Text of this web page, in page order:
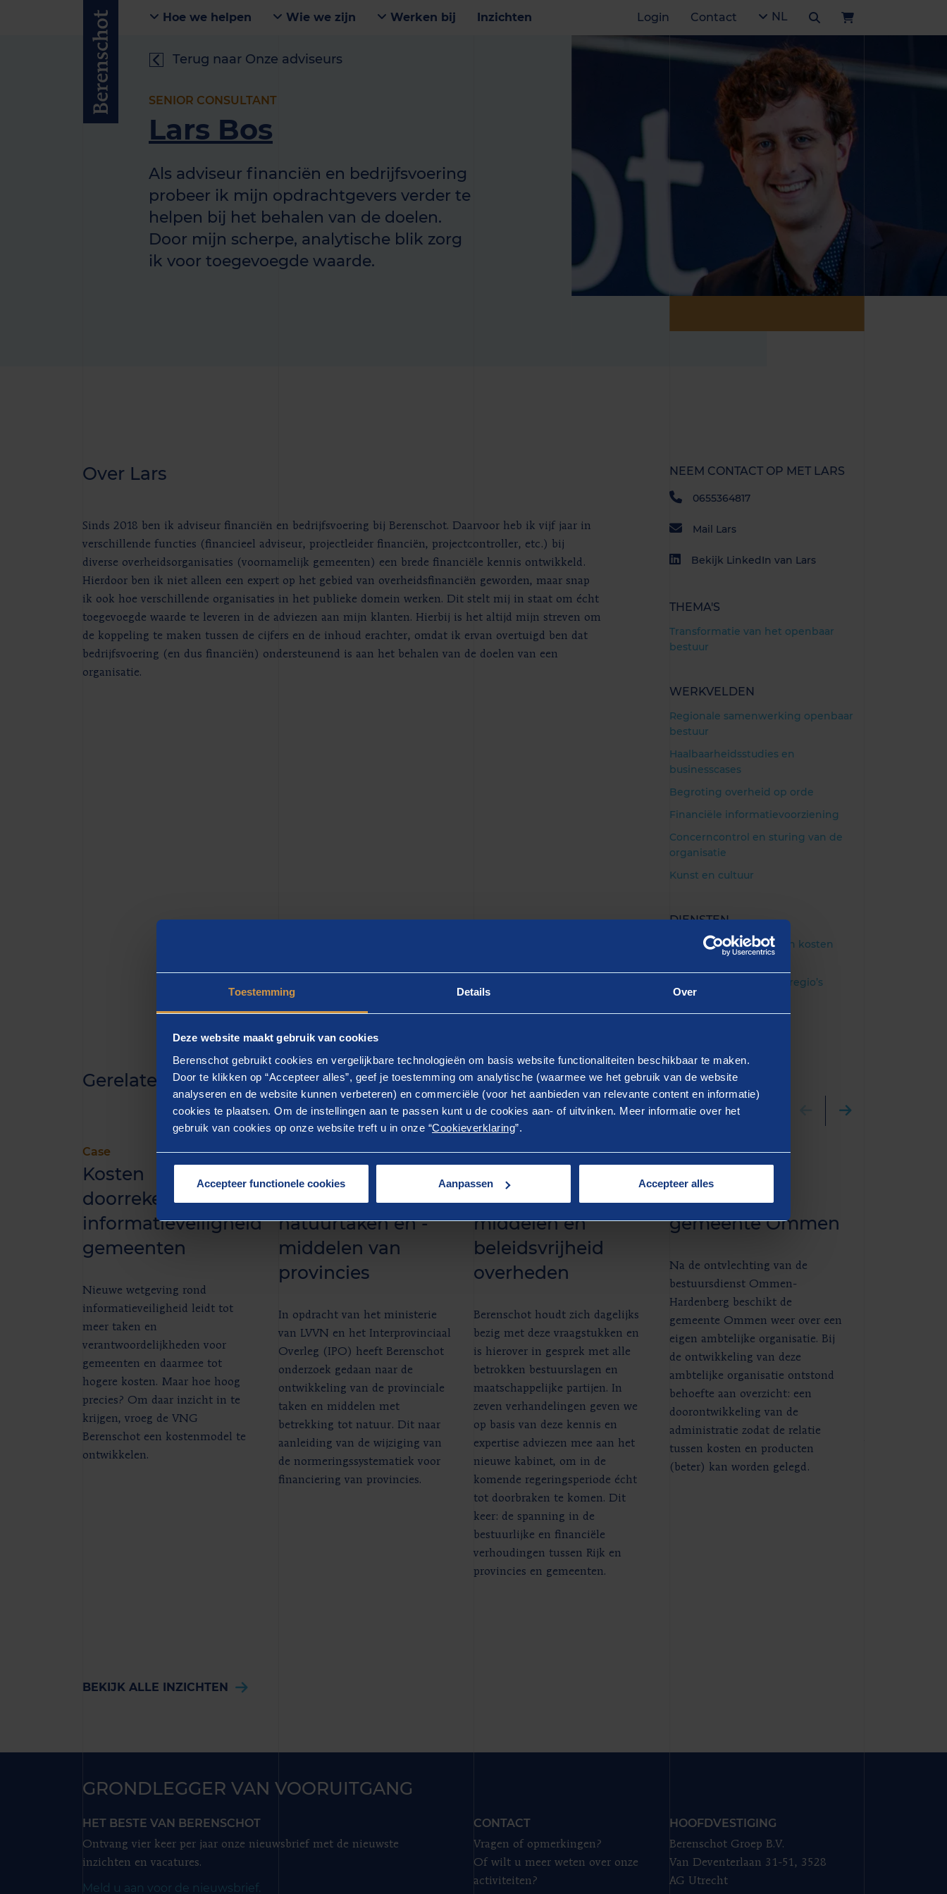
Toestemming Details Over
Deze website maakt gebruik van cookies
Berenschot gebruikt cookies en vergelijkbare technologieën om basis website functionaliteiten beschikbaar te maken.
Door te klikken op “Accepteer alles”, geef je toestemming om analytische (waarmee we het gebruik van de website
analyseren en de website kunnen verbeteren) en commerciële (voor het aanbieden van relevante content en informatie)
cookies te plaatsen. Om de instellingen aan te passen kunt u de cookies aan- of uitvinken. Meer informatie over het
gebruik van cookies op onze website treft u in onze “Cookieverklaring”.
Accepteer functionele cookies Aanpassen Accepteer alles
Hoe we helpen Wie we zijn Werken bij Inzichten Login Contact NL
Terug naar Onze adviseurs
SENIOR CONSULTANT
Lars Bos
Als adviseur financiën en bedrijfsvoering
probeer ik mijn opdrachtgevers verder te
helpen bij het behalen van de doelen.
Door mijn scherpe, analytische blik zorg
ik voor toegevoegde waarde.
Over Lars
Sinds 2018 ben ik adviseur financiën en bedrijfsvoering bij Berenschot. Daarvoor heb ik vijf jaar in
verschillende functies (financieel adviseur, projectleider financiën, projectcontroller, etc.) bij
diverse overheidsorganisaties (voornamelijk gemeenten) een brede financiële kennis ontwikkeld.
Hierdoor ben ik niet alleen een expert op het gebied van overheidsfinanciën geworden, maar snap
ik ook hoe verschillende organisaties in het publieke domein werken. Dit stelt mij in staat om écht
toegevoegde waarde te leveren in de adviezen aan mijn klanten. Hierbij is het altijd mijn streven om
de koppeling te maken tussen de cijfers en de inhoud erachter, omdat ik ervan overtuigd ben dat
bedrijfsvoering (en dus financiën) ondersteunend is aan het behalen van de doelen van een
organisatie.
NEEM CONTACT OP MET LARS
0655364817
Mail Lars
Bekijk LinkedIn van Lars
THEMA'S
Transformatie van het openbaar
bestuur
WERKVELDEN
Regionale samenwerking openbaar
bestuur
Haalbaarheidsstudies en
businesscases
Begroting overheid op orde
Financiële informatievoorziening
Concerncontrol en sturing van de
organisatie
Kunst en cultuur
DIENSTEN
Benchmark Formatie en kosten
gemeenten
Benchmark Veiligheidsregio’s
Gerelateerde inzichten
Case
Kosten
doorrekenen
informatieveiligheid
gemeenten
Nieuwe wetgeving rond
informatieveiligheid leidt tot
meer taken en
verantwoordelijkheden voor
gemeenten en daarmee tot
hogere kosten. Maar hoe hoog
precies? Om daar inzicht in te
krijgen, vroeg de VNG
Berenschot een kostenmodel te
ontwikkelen.
Publicatie
Berenschot
onderzoekt
natuurtaken en -
middelen van
provincies
In opdracht van het ministerie
van LVVN en het Interprovinciaal
Overleg (IPO) heeft Berenschot
onderzoek gedaan naar de
ontwikkeling van de provinciale
taken en middelen met
betrekking tot natuur. Dit naar
aanleiding van de wijziging van
de normeringssystematiek voor
financiering van provincies.
Artikel
balans taken,
middelen en
beleidsvrijheid
overheden
Berenschot houdt zich dagelijks
bezig met deze vraagstukken en
is hierover in gesprek met alle
betrokken bestuurslagen en
maatschappelijke partijen. In
zeven verhandelingen geven we
op basis van deze kennis en
expertise adviezen mee aan het
nieuwe kabinet, om in de
komende regeringsperiode écht
tot doorbraken te komen. Dit
keer: de spanning in de
bestuurlijke en financiële
verhoudingen tussen Rijk en
provincies en gemeenten.
Case
Onderzoek
ombuigingen
gemeente Ommen
Na de ontvlechting van de
bestuursdienst Ommen-
Hardenberg beschikt de
gemeente Ommen weer over een
eigen ambtelijke organisatie. Bij
de ontwikkeling van deze
ambtelijke organisatie ontstond
behoefte aan overzicht: een
doorontwikkeling van de
administratie zodat de relatie
tussen kosten en producten
(beter) kan worden gelegd.
BEKIJK ALLE INZICHTEN
GRONDLEGGER VAN VOORUITGANG
HET BESTE VAN BERENSCHOT
Ontvang vier keer per jaar onze nieuwsbrief met de nieuwste
inzichten en vacatures.
Meld u aan voor de nieuwsbrief.
CONTACT
Vragen of opmerkingen?
Of wilt u meer weten over onze
activiteiten?
HOOFDVESTIGING
Berenschot Groep B.V.
Van Deventerlaan 31-51, 3528
AG Utrecht